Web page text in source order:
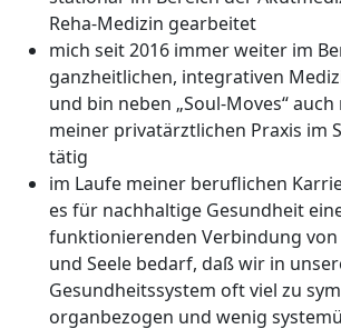
Reha-Medizin gearbeitet
mich seit 2016 immer weiter im
ganzheitlichen, integrativen
und bin neben „Soul-Moves“
meiner privatärztlichen Praxis im
tätig
im Laufe meiner beruflichen
es für nachhaltige Gesundheit
funktionierenden Verbindung von
und Seele bedarf, daß wir in
Gesundheitssystem oft viel zu
organbezogen und wenig